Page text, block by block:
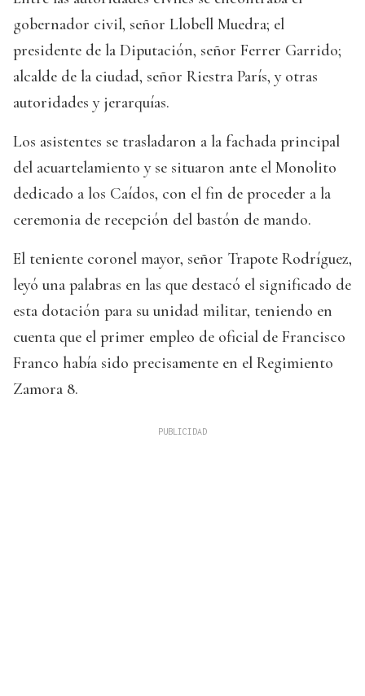
gobernador civil, señor Llobell Muedra; el
presidente de la Diputación, señor Ferrer Garrido;
alcalde de la ciudad, señor Riestra París, y otras
autoridades y jerarquías.
Los asistentes se trasladaron a la fachada principal
del acuartelamiento y se situaron ante el Monolito
dedicado a los Caídos, con el fin de proceder a la
ceremonia de recepción del bastón de mando.
El teniente coronel mayor, señor Trapote Rodríguez,
leyó una palabras en las que destacó el significado de
esta dotación para su unidad militar, teniendo en
cuenta que el primer empleo de oficial de Francisco
Franco había sido precisamente en el Regimiento
Zamora 8.